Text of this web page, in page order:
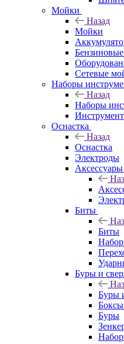
Мойки
Назад
Мойки
Сетевые
Наборы
Назад
Наборы
Оснастка
Назад
Оснастка
Электроды
Биты
Биты
Буры и
Буры
Боксы
Буры